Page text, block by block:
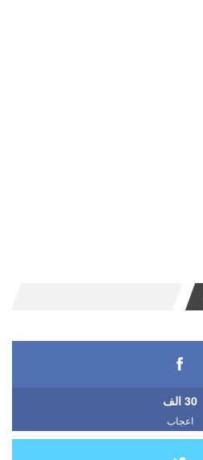
30 الف
اعجاب